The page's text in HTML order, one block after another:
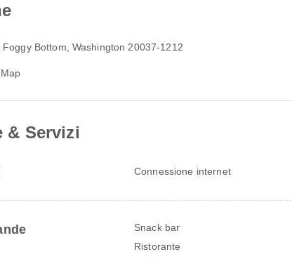
Foggy Bottom, Washington 20037-1212
& Servizi
Connessione internet
Snack bar
Ristorante